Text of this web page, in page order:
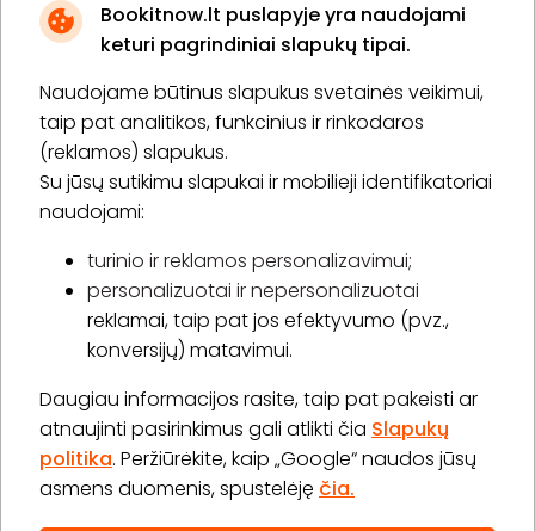
Bookitnow.lt puslapyje yra naudojami
keturi pagrindiniai slapukų tipai.
Naudojame būtinus slapukus svetainės veikimui,
taip pat analitikos, funkcinius ir rinkodaros
(reklamos) slapukus.
Su jūsų sutikimu slapukai ir mobilieji identifikatoriai
naudojami:
turinio ir reklamos personalizavimui;
personalizuotai ir nepersonalizuotai
reklamai, taip pat jos efektyvumo (pvz.,
konversijų) matavimui.
Daugiau informacijos rasite, taip pat pakeisti ar
atnaujinti pasirinkimus gali atlikti čia Slapukų
politika. Peržiūrėkite, kaip „Google“ naudos jūsų
asmens duomenis, spustelėję čia.
* Susipažinau su privatumo politika
Prenumeruoti
Apie „BookitNow“
Informacija
„GERA DOVANA“ GRUPĖ